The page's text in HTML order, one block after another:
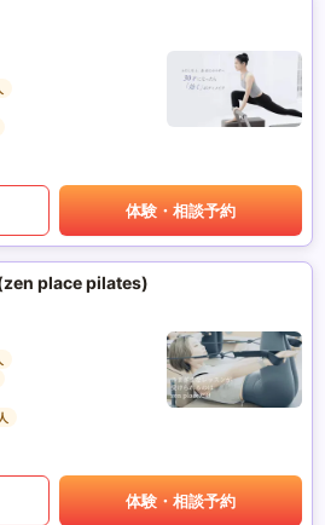
体験・相談予約
place pilates)
体験・相談予約